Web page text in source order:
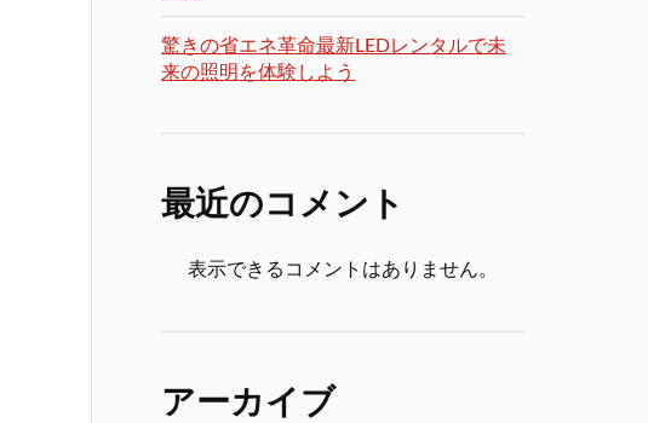
驚きの省エネ革命最新LEDレンタルで未
来の照明を体験しよう
最近のコメント
表示できるコメントはありません。
アーカイブ